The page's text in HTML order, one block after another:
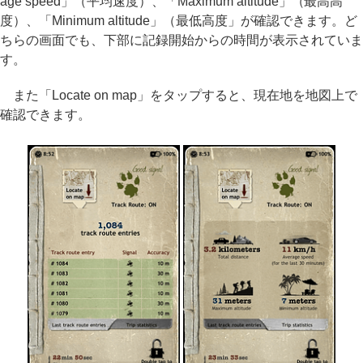
度）、「Minimum altitude」（最低高度」が確認できます。ど
ちらの画面でも、下部に記録開始からの時間が表示されていま
す。
また「Locate on map」をタップすると、現在地を地図上で
確認できます。